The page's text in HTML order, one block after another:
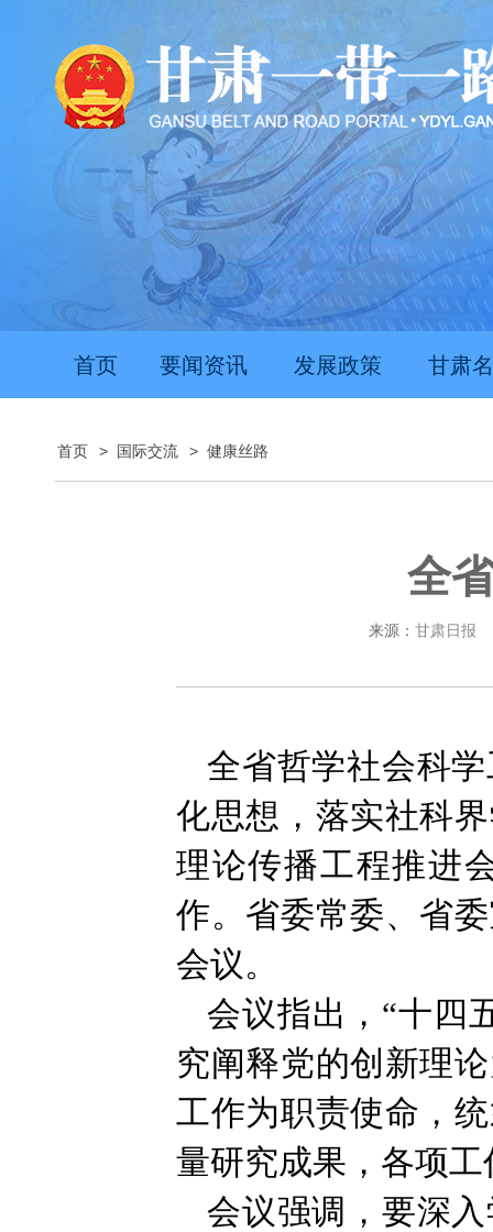
首页 要闻资讯 发展政策 甘肃
首页 > 国际交流 > 健康丝路
全
来源： 甘肃日报
全省哲学社会科
化思想，落实社科
理论传播工程推进
作。省委常委、省
会议。
会议指出，“十四
究阐释党的创新理
工作为职责使命，
量研究成果，各项
会议强调，要深